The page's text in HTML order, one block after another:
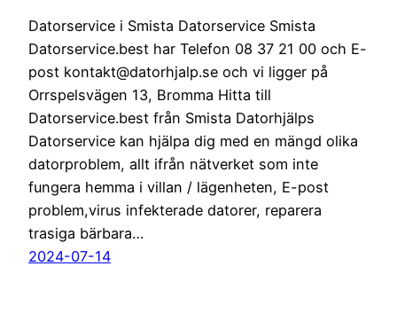
Datorservice i Smista Datorservice Smista
Datorservice.best har Telefon 08 37 21 00 och E-
post kontakt@datorhjalp.se och vi ligger på
Orrspelsvägen 13, Bromma Hitta till
Datorservice.best från Smista Datorhjälps
Datorservice kan hjälpa dig med en mängd olika
datorproblem, allt ifrån nätverket som inte
fungera hemma i villan / lägenheten, E-post
problem,virus infekterade datorer, reparera
trasiga bärbara…
2024-07-14